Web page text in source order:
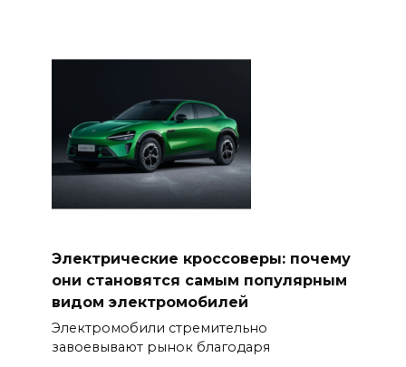
Электрические кроссоверы: почему
они становятся самым популярным
видом электромобилей
Электромобили стремительно
завоевывают рынок благодаря